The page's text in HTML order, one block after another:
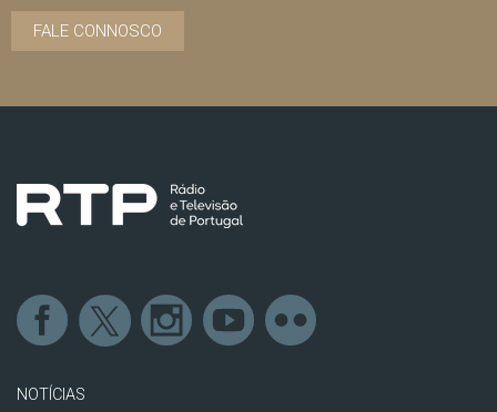
FALE CONNOSCO
NOTÍCIAS